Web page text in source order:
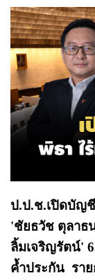
ป.ป.ช.เปิดบัญ
'ชัยธวัช ตุลาธ
ลิ้มเจริญรัตน์'
ค้ำประกัน ราย